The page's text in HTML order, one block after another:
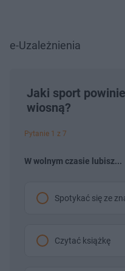
e-Uzależnienia
Jaki sport
wiosną?
Pytanie 1 z 7
W wolnym czasie lubisz...
Spotykać się ze
Czytać książkę